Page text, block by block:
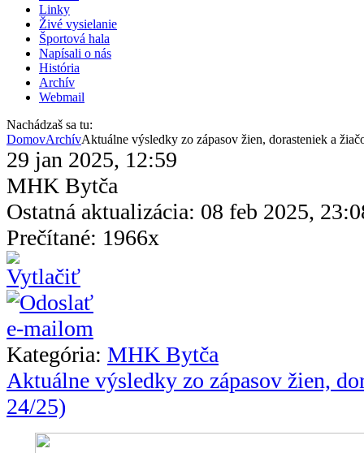
Linky
Živé vysielanie
Športová hala
Napísali o nás
História
Archív
Webmail
Nachádzaš sa tu:
DomovArchívAktuálne výsledky zo zápasov žien, dorasteniek a
29 jan 2025, 12:59
MHK Bytča
Ostatná aktualizácia: 08 feb 2025,
Prečítané: 1966x
Kategória: MHK Bytča
Aktuálne výsledky zo zápasov žien,
24/25)